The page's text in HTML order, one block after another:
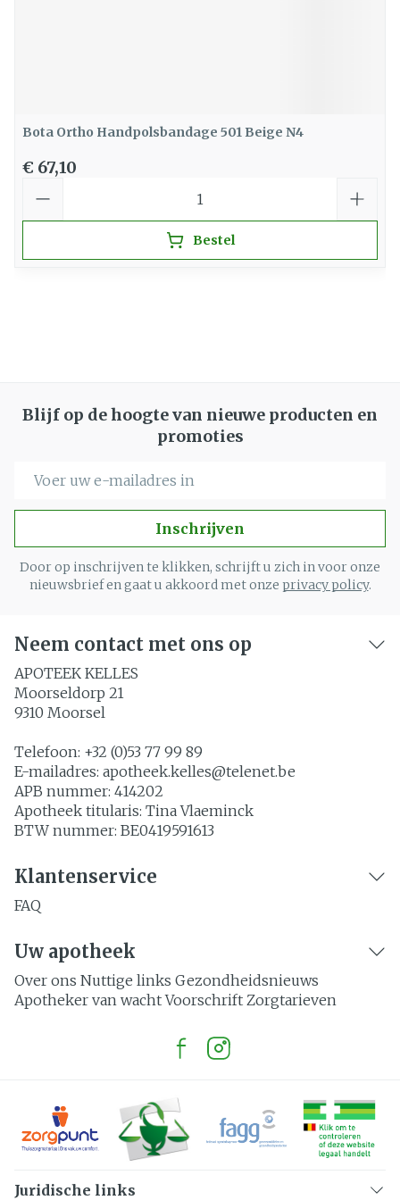
Bota Ortho Handpolsbandage 501 Beige N4
€ 67,10
Bestel
Blijf op de hoogte van nieuwe producten en
promoties
Inschrijven
Door op inschrijven te klikken, schrijft u zich in voor onze
nieuwsbrief en gaat u akkoord met onze privacy policy.
Neem contact met ons op
APOTEEK KELLES
Moorseldorp 21
9310 Moorsel
Telefoon: +32 (0)53 77 99 89
E-mailadres: apotheek.kelles@telenet.be
APB nummer: 414202
Apotheek titularis: Tina Vlaeminck
BTW nummer: BE0419591613
Klantenservice
FAQ
Uw apotheek
Over ons Nuttige links Gezondheidsnieuws
Apotheker van wacht Voorschrift Zorgtarieven
Juridische links